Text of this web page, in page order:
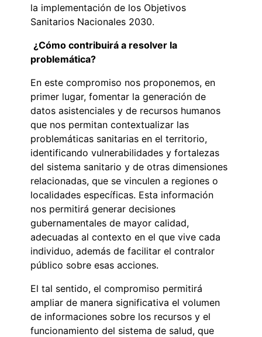
la implementación de los Objetivos
Sanitarios Nacionales 2030.
¿Cómo contribuirá a resolver la
problemática?
En este compromiso nos proponemos, en
primer lugar, fomentar la generación de
datos asistenciales y de recursos humanos
que nos permitan contextualizar las
problemáticas sanitarias en el territorio,
identificando vulnerabilidades y fortalezas
del sistema sanitario y de otras dimensiones
relacionadas, que se vinculen a regiones o
localidades específicas. Esta información
nos permitirá generar decisiones
gubernamentales de mayor calidad,
adecuadas al contexto en el que vive cada
individuo, además de facilitar el contralor
público sobre esas acciones.
El tal sentido, el compromiso permitirá
ampliar de manera significativa el volumen
de informaciones sobre los recursos y el
funcionamiento del sistema de salud, que